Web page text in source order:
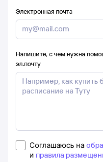
Электронная почта
Напишите, с чем нужна
эл.почту
Соглашаюсь на
и правила